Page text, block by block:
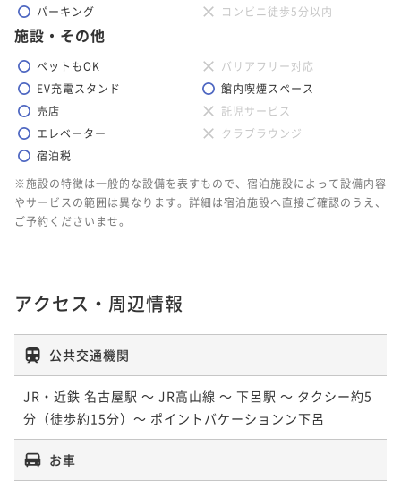
パーキング
コンビニ徒歩5分以内
施設・その他
ペットもOK
バリアフリー対応
EV充電スタンド
館内喫煙スペース
売店
託児サービス
エレベーター
クラブラウンジ
宿泊税
※施設の特徴は一般的な設備を表すもので、宿泊施設によって設備内容
やサービスの範囲は異なります。詳細は宿泊施設へ直接ご確認のうえ、
ご予約くださいませ。
アクセス・周辺情報
公共交通機関
JR・近鉄 名古屋駅 ～ JR高山線 ～ 下呂駅 ～ タクシー約5
分（徒歩約15分）～ ポイントバケーションン下呂
お車